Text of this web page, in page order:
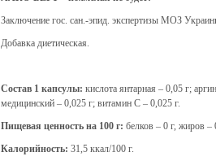
Заключение гос. сан.-эпид. экспертизы МОЗ
Добавка диетическая.
Состав 1 капсулы: кислота янтарная – 0,05 г;
медицинский – 0,025 г; витамин С – 0,025 г.
Пищевая ценность на 100 г: белков – 0 г, жиров –
Калорийность: 31,5 ккал/100 г.